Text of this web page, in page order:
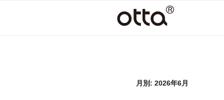
月別: 2026年6月